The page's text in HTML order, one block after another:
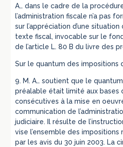
A… dans le cadre de la
l’administration fiscale n’a pas
sur l’appréciation d’une
texte fiscal, invocable sur le
de l’article L. 80 B du livre des
Sur le quantum des impositions
9. M. A… soutient que le
préalable était limité aux bases
consécutives à la mise en
communication de
judiciaire. Il résulte de
vise l’ensemble des
par les avis du 30 juin 2003. La